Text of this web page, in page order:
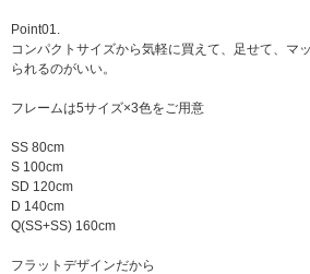
Point01.
コンパクトサイズから気軽に買えて、足せて、マ
られるのがいい。
フレームは5サイズ×3色をご用意
SS 80cm
S 100cm
SD 120cm
D 140cm
Q(SS+SS) 160cm
フラットデザインだから